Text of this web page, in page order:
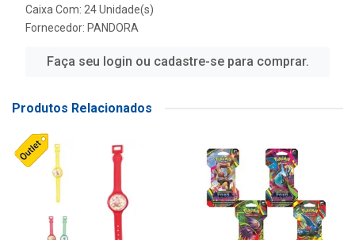
Caixa Com: 24 Unidade(s)
Fornecedor: PANDORA
Faça seu login ou cadastre-se para comprar.
Produtos Relacionados